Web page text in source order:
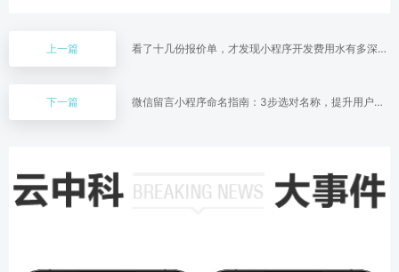
上一篇
看了十几份报价单，才发现小程序开发费用水有多深：
一份明细拆出8个隐藏收费项
下一篇
微信留言小程序命名指南：3步选对名称，提升用户留
存率